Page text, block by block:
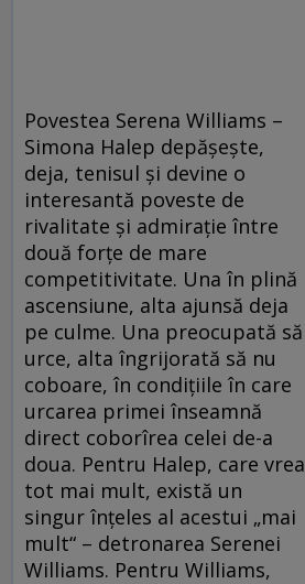
Povestea Serena Williams –
Simona Halep depăşeşte,
deja, tenisul şi devine o
interesantă poveste de
rivalitate şi admiraţie între
două forţe de mare
competitivitate. Una în plină
ascensiune, alta ajunsă deja
pe culme. Una preocupată să
urce, alta îngrijorată să nu
coboare, în condiţiile în care
urcarea primei înseamnă
direct coborîrea celei de-a
doua. Pentru Halep, care vrea
tot mai mult, există un
singur înţeles al acestui „mai
mult“ – detronarea Serenei
Williams. Pentru Williams,